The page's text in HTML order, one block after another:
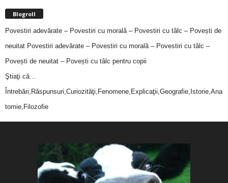
Blogroll
Povestiri adevărate – Povestiri cu morală – Povestiri cu tâlc – Povești de
neuitat Povestiri adevărate – Povestiri cu morală – Povestiri cu tâlc –
Povești de neuitat – Povești cu tâlc pentru copii
Ştiaţi că…
Întrebări,Răspunsuri,Curiozităţi,Fenomene,Explicaţii,Geografie,Istorie,Ana
tomie,Filozofie